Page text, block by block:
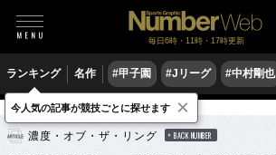
毎日6時・11時・17時更新
ランキング 名作 #甲子園 #Jリーグ #中村剛也
格闘技 その他
濃度・オブ・ザ・リング BACK NUMBER
今人気の記事が競技ごとに探せます ×